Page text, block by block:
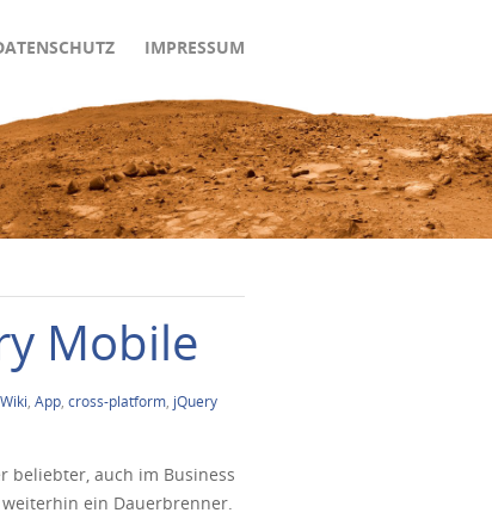
IMPRESSUM
Mobile
, App, cross-platform, jQuery
beliebter, auch im Business
ein Dauerbrenner.